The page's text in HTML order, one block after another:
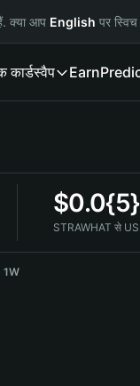
क्या आप English पर
कार्डस्वैप Earn
$
STRAWHAT से
1W